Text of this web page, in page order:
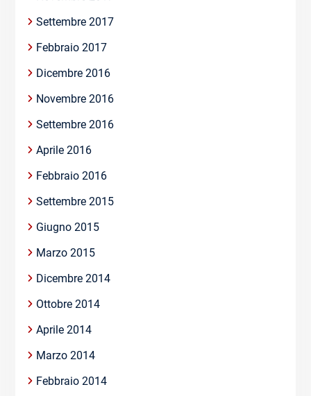
Settembre 2017
Febbraio 2017
Dicembre 2016
Novembre 2016
Settembre 2016
Aprile 2016
Febbraio 2016
Settembre 2015
Giugno 2015
Marzo 2015
Dicembre 2014
Ottobre 2014
Aprile 2014
Marzo 2014
Febbraio 2014